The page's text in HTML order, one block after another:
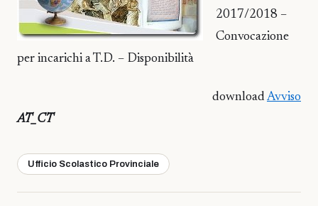
2017/2018 –
Convocazione
per incarichi a T.D. – Disponibilità
download Avviso
AT_CT
Ufficio Scolastico Provinciale